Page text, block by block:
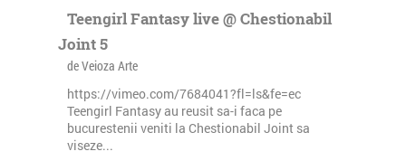
Teengirl Fantasy live @ Chestionabil
Joint 5
de Veioza Arte
https://vimeo.com/7684041?fl=ls&fe=ec
Teengirl Fantasy au reusit sa-i faca pe
bucurestenii veniti la Chestionabil Joint sa
viseze...